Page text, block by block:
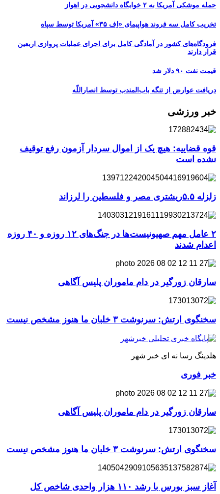
حمله موشکی آمریکا به ۲ خوابگاه دانشجویی در اهواز
تخریب کامل سه فروند هواپیمای «اِف ۳۵» آمریکا توسط سپاه
فرودگاه‌های کشور در آمادگی کامل برای اجرای عملیات پروازی اربعین
قرار دارند
قیمت نفت ۹۰ دلار شد
دریافت عوارض از تنگه باب‌المندب توسط انصاراللّه
خبر ورزشی
قوه قضاییه: هیچ یک از اموال سردار آزمون رفع توقیف
نشده است
زلزله ۵.۵ریشتری مصر و فلسطین را لرزاند
۲ عامل مهم صهیونیست‌ها در جنگ‌های ۱۲ روزه و ۴۰ روزه
اعدام شدند
سارقان زورگیر در دام ماموران پلیس آگاهی
سخنگوی ارتش: سرنوشت ۳ خلبان ما هنوز مشخص نیست
هلدینگ رسا نه ای خبر شهر
خبر فوری
سارقان زورگیر در دام ماموران پلیس آگاهی
سخنگوی ارتش: سرنوشت ۳ خلبان ما هنوز مشخص نیست
آغاز سبز بورس با رشد ۱۱۰ هزار واحدی شاخص کل